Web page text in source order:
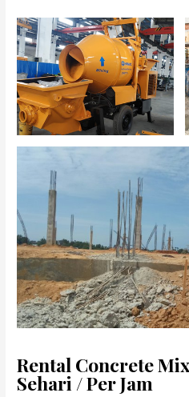
Rental Concrete
Sehari / Per Jam